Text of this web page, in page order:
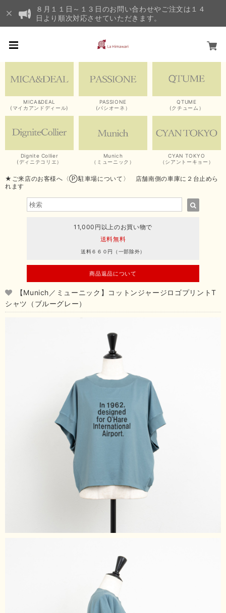
８月１１日～１３日のお問い合わせやご注文は１４
日より順次対応させていただきます。
MICA&DEAL
(マイカアンドディール)
PASSIONE
(パシオーネ）
QTUME
(クチューム）
Dignite Collier
(ディニテコリエ）
Munich
（ミューニック）
CYAN TOKYO
（シアントーキョー）
★ご来店のお客様へ〈Ⓟ駐車場について〉 店舗南側の車庫に２台止めら
れます
11,000円以上のお買い物で
送料無料
送料６６０円（一部除外）
商品返品について
【Munich／ミューニック】コットンジャージロゴプリントT
シャツ（ブルーグレー）